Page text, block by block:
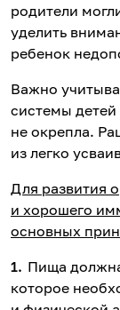
родители
уделить
ребенок
Важно
системы
не окрепла.
из легко
Для развития
и хорошего
основных
Пища
которое